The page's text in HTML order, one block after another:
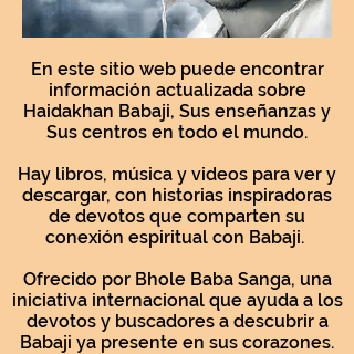
En este sitio web puede encontrar
información actualizada sobre
Haidakhan Babaji, Sus enseñanzas y
Sus centros en todo el mundo.
Hay libros, música y videos para ver y
descargar, con historias inspiradoras
de devotos que comparten su
conexión espiritual con Babaji.
Ofrecido por Bhole Baba Sanga, una
iniciativa internacional que ayuda a los
devotos y buscadores a descubrir a
Babaji ya presente en sus corazones.